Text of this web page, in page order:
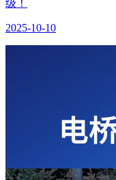
级！
2025-10-10